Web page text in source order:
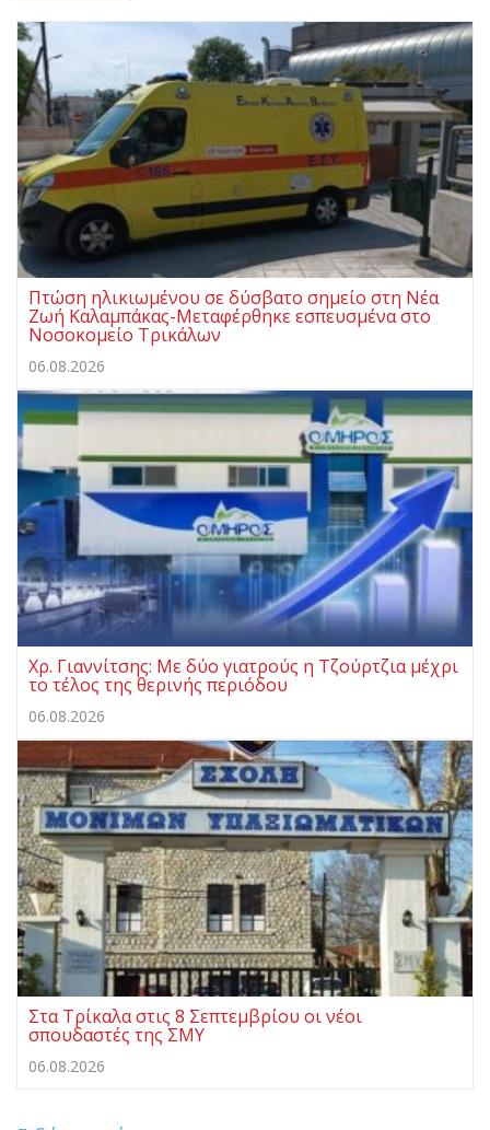
Πτώση ηλικιωμένου σε δύσβατο σημείο στη Νέα
Ζωή Καλαμπάκας-Μεταφέρθηκε εσπευσμένα στο
Νοσοκομείο Τρικάλων
06.08.2026
Χρ. Γιαννίτσης: Με δύο γιατρούς η Τζούρτζια μέχρι
το τέλος της θερινής περιόδου
06.08.2026
Στα Τρίκαλα στις 8 Σεπτεμβρίου οι νέοι
σπουδαστές της ΣΜΥ
06.08.2026